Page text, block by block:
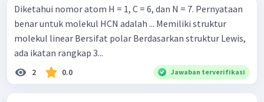
Diketahui nomor atom H = 1, C = 6, dan N = 7. Pernyataan
benar untuk molekul HCN adalah ... Memiliki struktur
molekul linear Bersifat polar Berdasarkan struktur Lewis,
ada ikatan rangkap 3...
2 0.0 Jawaban terverifikasi